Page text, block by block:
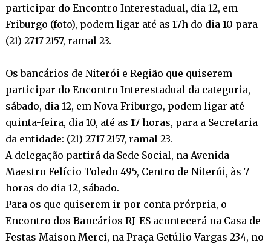
participar do Encontro Interestadual, dia 12, em
Friburgo (foto), podem ligar até as 17h do dia 10 para
(21) 2717-2157, ramal 23.
Os bancários de Niterói e Região que quiserem
participar do Encontro Interestadual da categoria,
sábado, dia 12, em Nova Friburgo, podem ligar até
quinta-feira, dia 10, até as 17 horas, para a Secretaria
da entidade: (21) 2717-2157, ramal 23.
A delegação partirá da Sede Social, na Avenida
Maestro Felício Toledo 495, Centro de Niterói, às 7
horas do dia 12, sábado.
Para os que quiserem ir por conta prórpria, o
Encontro dos Bancários RJ-ES acontecerá na Casa de
Festas Maison Merci, na Praça Getúlio Vargas 234, no